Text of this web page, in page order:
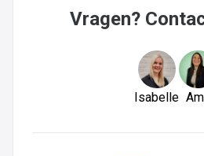
Vragen?
Isabelle